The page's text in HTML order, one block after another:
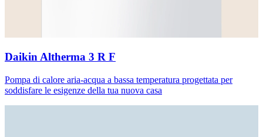
Daikin Altherma 3 R F
Pompa di calore aria-acqua a bassa temperatura progettata per
soddisfare le esigenze della tua nuova casa